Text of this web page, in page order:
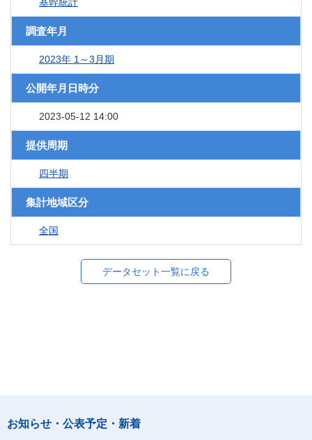
基幹統計
調査年月
2023年 1～3月期
公開年月日時分
2023-05-12 14:00
提供周期
四半期
集計地域区分
全国
データセット一覧に戻る
お知らせ・公表予定・新着